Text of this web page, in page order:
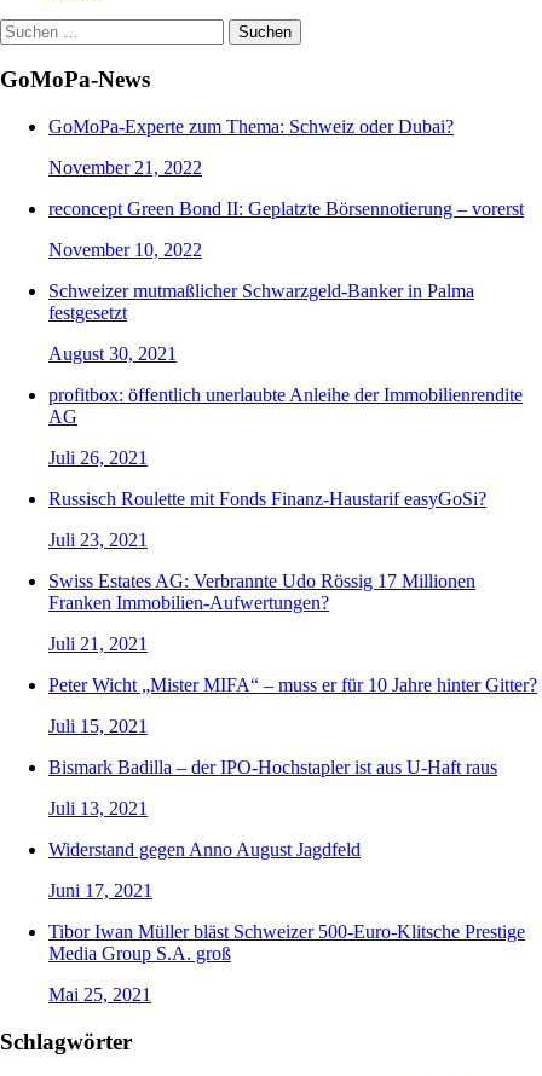
Suchen
nach:
GoMoPa-News
GoMoPa-Experte zum Thema: Schweiz oder Dubai?
November 21, 2022
reconcept Green Bond II: Geplatzte Börsennotierung – vorerst
November 10, 2022
Schweizer mutmaßlicher Schwarzgeld-Banker in Palma
festgesetzt
August 30, 2021
profitbox: öffentlich unerlaubte Anleihe der Immobilienrendite
AG
Juli 26, 2021
Russisch Roulette mit Fonds Finanz-Haustarif easyGoSi?
Juli 23, 2021
Swiss Estates AG: Verbrannte Udo Rössig 17 Millionen
Franken Immobilien-Aufwertungen?
Juli 21, 2021
Peter Wicht „Mister MIFA“ – muss er für 10 Jahre hinter Gitter?
Juli 15, 2021
Bismark Badilla – der IPO-Hochstapler ist aus U-Haft raus
Juli 13, 2021
Widerstand gegen Anno August Jagdfeld
Juni 17, 2021
Tibor Iwan Müller bläst Schweizer 500-Euro-Klitsche Prestige
Media Group S.A. groß
Mai 25, 2021
Schlagwörter